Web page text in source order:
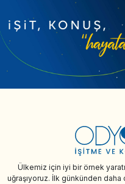
Ülkemiz için iyi bir örnek
uğraşıyoruz. İlk günkünden daha